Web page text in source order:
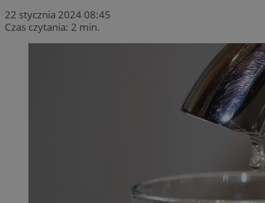
22 stycznia 2024 08:45
Czas czytania: 2 min.